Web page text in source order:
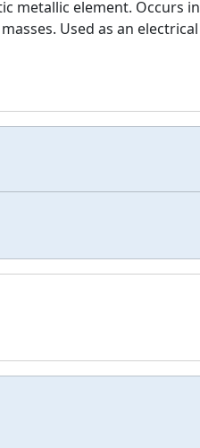
metallic element. Occurs in
Used as an electrical